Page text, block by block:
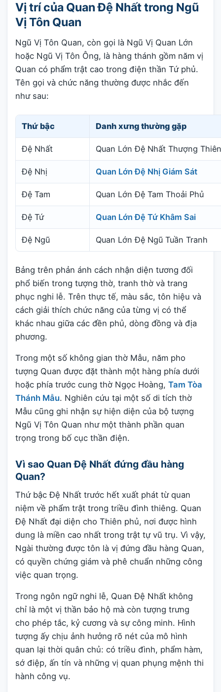
Vị trí của Quan Đệ Nhất trong Ngũ
Vị Tôn Quan
Ngũ Vị Tôn Quan, còn gọi là Ngũ Vị Quan Lớn
hoặc Ngũ Vị Tôn Ông, là hàng thánh gồm năm vị
Quan có phẩm trật cao trong điện thần Tứ phủ.
Tên gọi và chức năng thường được nhắc đến
như sau:
Thứ bậc Danh xưng thường gặp
Đệ Nhất Quan Lớn Đệ Nhất Thượng Thiên
Đệ Nhị Quan Lớn Đệ Nhị Giám Sát
Đệ Tam Quan Lớn Đệ Tam Thoải Phủ
Đệ Tứ Quan Lớn Đệ Tứ Khâm Sai
Đệ Ngũ Quan Lớn Đệ Ngũ Tuần Tranh
Bảng trên phản ánh cách nhận diện tương đối
phổ biến trong tượng thờ, tranh thờ và trang
phục nghi lễ. Trên thực tế, màu sắc, tôn hiệu và
cách giải thích chức năng của từng vị có thể
khác nhau giữa các đền phủ, dòng đồng và địa
phương.
Trong một số không gian thờ Mẫu, năm pho
tượng Quan được đặt thành một hàng phía dưới
hoặc phía trước cung thờ Ngọc Hoàng, Tam Tòa
Thánh Mẫu. Nghiên cứu tại một số di tích thờ
Mẫu cũng ghi nhận sự hiện diện của bộ tượng
Ngũ Vị Tôn Quan như một thành phần quan
trọng trong bố cục thần điện.
Vì sao Quan Đệ Nhất đứng đầu hàng
Quan?
Thứ bậc Đệ Nhất trước hết xuất phát từ quan
niệm về phẩm trật trong triều đình thiêng. Quan
Đệ Nhất đại diện cho Thiên phủ, nơi được hình
dung là miền cao nhất trong trật tự vũ trụ. Vì vậy,
Ngài thường được tôn là vị đứng đầu hàng Quan,
có quyền chứng giám và phê chuẩn những công
việc quan trọng.
Trong ngôn ngữ nghi lễ, Quan Đệ Nhất không
chỉ là một vị thần bảo hộ mà còn tượng trưng
cho phép tắc, kỷ cương và sự công minh. Hình
tượng ấy chịu ảnh hưởng rõ nét của mô hình
quan lại thời quân chủ: có triều đình, phẩm hàm,
sớ điệp, ấn tín và những vị quan phụng mệnh thi
hành công vụ.